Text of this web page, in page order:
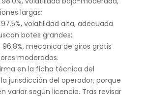
largas;
97.5%, volatilidad alta, adecuada
botes grandes;
96.8%, mecánica de giros gratis
moderados.
en la ficha técnica del
jurisdicción del operador, porque
variar según licencia. Tras revisar